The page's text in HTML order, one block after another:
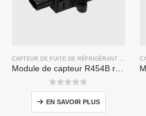
0sur 5
EN SAVOIR PLUS